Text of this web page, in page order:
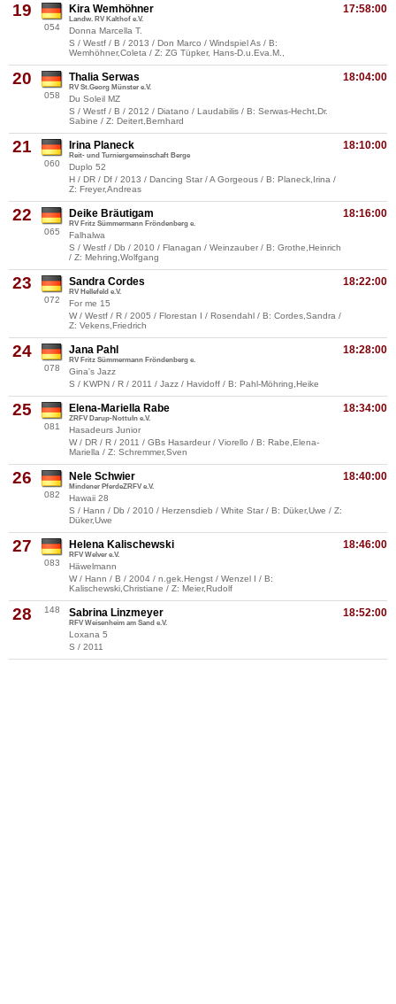
19
054
17:58:00
Kira Wemhöhner
Landw. RV Kalthof e.V.
Donna Marcella T.
S / Westf / B / 2013 / Don Marco / Windspiel As / B:
Wemhöhner,Coleta / Z: ZG Tüpker, Hans-D.u.Eva.M.,
20
058
18:04:00
Thalia Serwas
RV St.Georg Münster e.V.
Du Soleil MZ
S / Westf / B / 2012 / Diatano / Laudabilis / B: Serwas-Hecht,Dr.
Sabine / Z: Deitert,Bernhard
21
060
18:10:00
Irina Planeck
Reit- und Turniergemeinschaft Berge
Duplo 52
H / DR / Df / 2013 / Dancing Star / A Gorgeous / B: Planeck,Irina /
Z: Freyer,Andreas
22
065
18:16:00
Deike Bräutigam
RV Fritz Sümmermann Fröndenberg e.
Falhalwa
S / Westf / Db / 2010 / Flanagan / Weinzauber / B: Grothe,Heinrich
/ Z: Mehring,Wolfgang
23
072
18:22:00
Sandra Cordes
RV Hellefeld e.V.
For me 15
W / Westf / R / 2005 / Florestan I / Rosendahl / B: Cordes,Sandra /
Z: Vekens,Friedrich
24
078
18:28:00
Jana Pahl
RV Fritz Sümmermann Fröndenberg e.
Gina's Jazz
S / KWPN / R / 2011 / Jazz / Havidoff / B: Pahl-Möhring,Heike
25
081
18:34:00
Elena-Mariella Rabe
ZRFV Darup-Nottuln e.V.
Hasadeurs Junior
W / DR / R / 2011 / GBs Hasardeur / Viorello / B: Rabe,Elena-
Mariella / Z: Schremmer,Sven
26
082
18:40:00
Nele Schwier
Mindener PferdeZRFV e.V.
Hawaii 28
S / Hann / Db / 2010 / Herzensdieb / White Star / B: Düker,Uwe / Z:
Düker,Uwe
27
083
18:46:00
Helena Kalischewski
RFV Welver e.V.
Häwelmann
W / Hann / B / 2004 / n.gek.Hengst / Wenzel I / B:
Kalischewski,Christiane / Z: Meier,Rudolf
28 148 18:52:00
Sabrina Linzmeyer
RFV Weisenheim am Sand e.V.
Loxana 5
S / 2011